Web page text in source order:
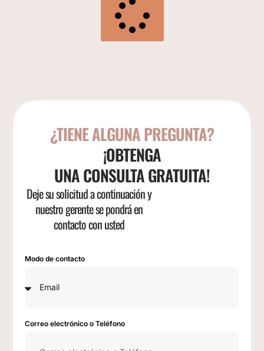
¿TIENE ALGUNA PREGUNTA?
¡OBTENGA
UNA CONSULTA GRATUITA!
Deje su solicitud a continuación y
nuestro gerente se pondrá en
contacto con usted
Modo de contacto
Correo electrónico o Teléfono